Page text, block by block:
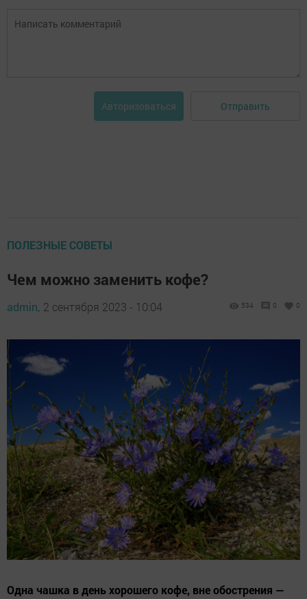
Авторизоваться Отправить
ПОЛЕЗНЫЕ СОВЕТЫ
Чем можно заменить кофе?
admin, 2 сентября 2023 - 10:04 534 0 0
Одна чашка в день хорошего кофе, вне обострения —